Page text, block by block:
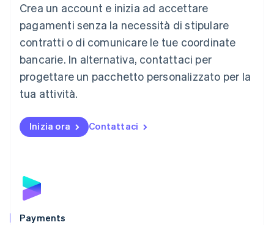
Crea un account e inizia ad accettare
pagamenti senza la necessità di stipulare
contratti o di comunicare le tue coordinate
bancarie. In alternativa, contattaci per
progettare un pacchetto personalizzato per la
tua attività.
Inizia ora Contattaci
Payments
Lussemburgo
Deutsch English
Malaysia
English 简体中文
Malta
Messico
EspañolEnglish
English
Nuova Zelanda
Polonia
English
Português